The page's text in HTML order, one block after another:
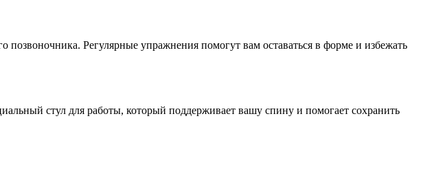
Регулярные упражнения помогут вам оставаться в форме и избежать
стул для работы, который поддерживает вашу спину и помогает сохранить